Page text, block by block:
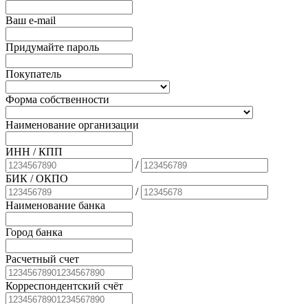
Ваш e-mail
Придумайте пароль
Покупатель
Форма собственности
Наименование организации
ИНН / КПП
/
БИК / ОКПО
/
Наименование банка
Город банка
Расчетный счет
Корреспондентский счёт